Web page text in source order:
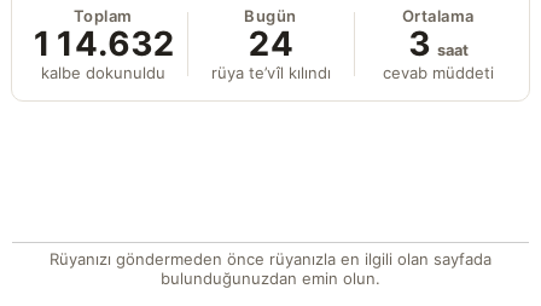
Toplam
114.632
kalbe dokunuldu
Bugün
24
rüya te’vîl kılındı
Ortalama
3 saat
cevab müddeti
Rüyanızı göndermeden önce rüyanızla en ilgili olan sayfada
bulunduğunuzdan emin olun.